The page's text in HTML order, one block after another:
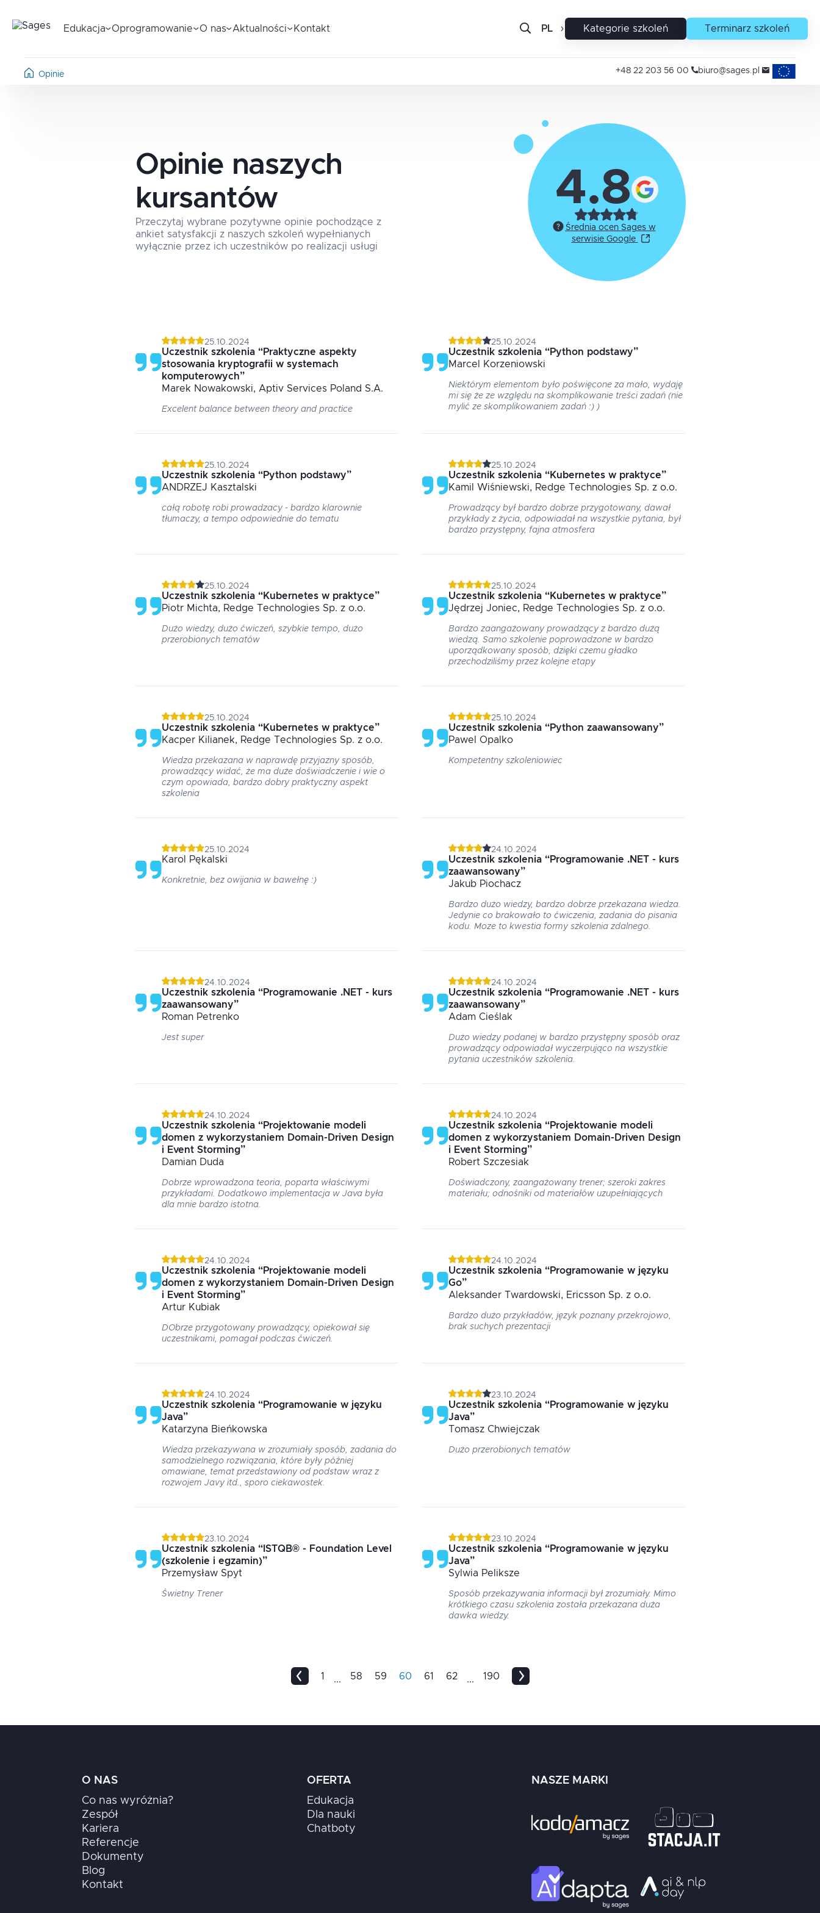
Edukacja Oprogramowanie O nas Aktualności Kontakt PL EN Kategorie szkoleń Terminarz szkoleń
Opinie +48 22 203 56 00 biuro@sages.pl Projekty
Opinie naszych
kursantów
Przeczytaj wybrane pozytywne opinie pochodzące z
ankiet satysfakcji z naszych szkoleń wypełnianych
wyłącznie przez ich uczestników po realizacji usługi
4.8
Średnia ocen Sages w
serwisie Google
25.10.2024
Uczestnik szkolenia “Praktyczne aspekty
stosowania kryptografii w systemach
komputerowych”
Marek Nowakowski, Aptiv Services Poland S.A.
Excelent balance between theory and practice
25.10.2024
Uczestnik szkolenia “Python podstawy”
Marcel
Korzeniowski
Niektórym elementom było poświęcone za mało, wydaję
mi się że ze względu na skomplikowanie treści zadań (nie
mylić ze skomplikowaniem zadań :) )
25.10.2024
Uczestnik szkolenia “Python podstawy”
ANDRZEJ Kasztalski
całą robotę robi prowadzacy - bardzo klarownie
tłumaczy, a tempo odpowiednie do tematu
25.10.2024
Uczestnik szkolenia “Kubernetes w praktyce”
Kamil
Wiśniewski, Redge Technologies Sp. z o.o.
Prowadzący był bardzo dobrze przygotowany, dawał
przykłady z życia, odpowiadał na wszystkie pytania, był
bardzo przystępny, fajna atmosfera
25.10.2024
Uczestnik szkolenia “Kubernetes w praktyce”
Piotr Michta, Redge Technologies Sp. z o.o.
Dużo wiedzy, dużo ćwiczeń, szybkie tempo, dużo
przerobionych tematów
25.10.2024
Uczestnik szkolenia “Kubernetes w praktyce”
Jędrzej Joniec, Redge Technologies Sp. z o.o.
Bardzo zaangażowany prowadzący z bardzo dużą
wiedzą. Samo szkolenie poprowadzone w bardzo
uporządkowany sposób, dzięki czemu gładko
przechodziliśmy przez kolejne etapy
25.10.2024
Uczestnik szkolenia “Kubernetes w praktyce”
Kacper Kilianek, Redge Technologies Sp. z o.o.
Wiedza przekazana w naprawdę przyjazny sposób,
prowadzący widać, że ma duże doświadczenie i wie o
czym opowiada, bardzo dobry praktyczny aspekt
szkolenia
25.10.2024
Uczestnik szkolenia “Python zaawansowany”
Pawel
Opalko
Kompetentny szkoleniowiec
25.10.2024
Karol Pękalski
Konkretnie, bez owijania w bawełnę :)
24.10.2024
Uczestnik szkolenia “Programowanie .NET - kurs
zaawansowany”
Jakub Piochacz
Bardzo dużo wiedzy, bardzo dobrze przekazana wiedza.
Jedynie co brakowało to ćwiczenia, zadania do pisania
kodu. Moze to kwestia formy szkolenia zdalnego.
24.10.2024
Uczestnik szkolenia “Programowanie .NET - kurs
zaawansowany”
Roman Petrenko
Jest super
24.10.2024
Uczestnik szkolenia “Programowanie .NET - kurs
zaawansowany”
Adam Cieślak
Dużo wiedzy podanej w bardzo przystępny sposób oraz
prowadzący odpowiadał wyczerpująco na wszystkie
pytania uczestników szkolenia.
24.10.2024
Uczestnik szkolenia “Projektowanie modeli
domen z wykorzystaniem Domain-Driven Design
i Event Storming”
Damian Duda
Dobrze wprowadzona teoria, poparta właściwymi
przykładami. Dodatkowo implementacja w Java była
dla mnie bardzo istotna.
24.10.2024
Uczestnik szkolenia “Projektowanie modeli
domen z wykorzystaniem Domain-Driven Design
i Event Storming”
Robert Szczesiak
Doświadczony, zaangażowany trener; szeroki zakres
materiału; odnośniki od materiałów uzupełniających
24.10.2024
Uczestnik szkolenia “Projektowanie modeli
domen z wykorzystaniem Domain-Driven Design
i Event Storming”
Artur Kubiak
DObrze przygotowany prowadzący, opiekował się
uczestnikami, pomagał podczas ćwiczeń.
24.10.2024
Uczestnik szkolenia “Programowanie w języku
Go”
Aleksander Twardowski, Ericsson Sp. z o.o.
Bardzo dużo przykładów, język poznany przekrojowo,
brak suchych prezentacji
24.10.2024
Uczestnik szkolenia “Programowanie w języku
Java”
Katarzyna Bieńkowska
Wiedza przekazywana w zrozumiały sposób, zadania do
samodzielnego rozwiązania, które były później
omawiane, temat przedstawiony od podstaw wraz z
rozwojem Javy itd., sporo ciekawostek.
23.10.2024
Uczestnik szkolenia “Programowanie w języku
Java”
Tomasz Chwiejczak
Dużo przerobionych tematów
23.10.2024
Uczestnik szkolenia “ ISTQB® - Foundation Level
(szkolenie i egzamin)”
Przemysław Spyt
Świetny Trener
23.10.2024
Uczestnik szkolenia “Programowanie w języku
Java”
Sylwia Peliksze
Sposób przekazywania informacji był zrozumiały. Mimo
krótkiego czasu szkolenia została przekazana duża
dawka wiedzy.
1 ... 58 59 60 61 62 ... 190
O NAS
Co nas wyróżnia?
Zespół
Kariera
Referencje
Dokumenty
Blog
Kontakt
OFERTA
Edukacja
Dla nauki
Chatboty
NASZE MARKI